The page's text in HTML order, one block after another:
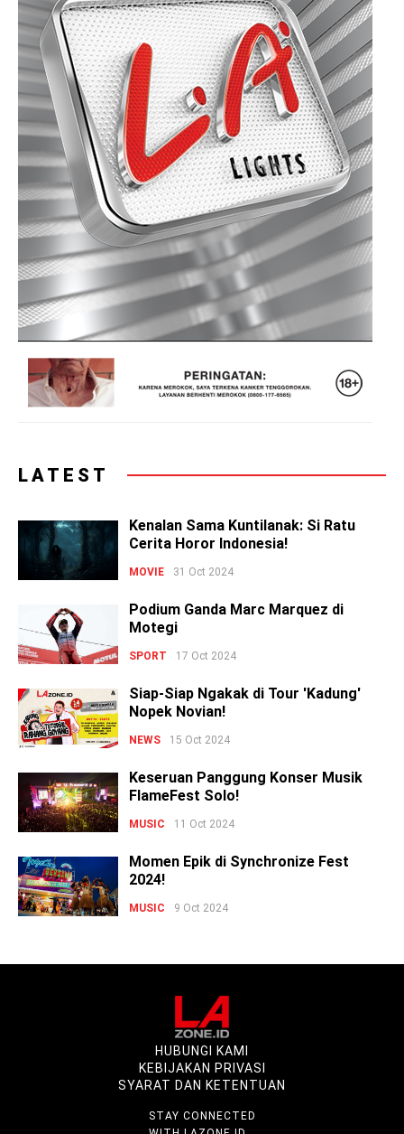
LATEST
Kenalan Sama Kuntilanak: Si Ratu
Cerita Horor Indonesia!
MOVIE 31 Oct 2024
Podium Ganda Marc Marquez di
Motegi
SPORT 17 Oct 2024
Siap-Siap Ngakak di Tour 'Kadung'
Nopek Novian!
NEWS 15 Oct 2024
Keseruan Panggung Konser Musik
FlameFest Solo!
MUSIC 11 Oct 2024
Momen Epik di Synchronize Fest
2024!
MUSIC 9 Oct 2024
HUBUNGI KAMI
KEBIJAKAN PRIVASI
SYARAT DAN KETENTUAN
STAY CONNECTED